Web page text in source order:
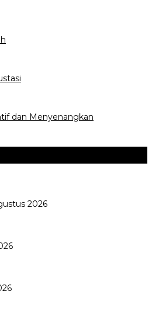
dan Menyenangkan
2026